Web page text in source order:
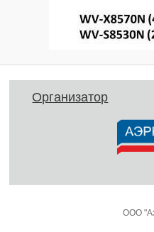
Организатор
ООО